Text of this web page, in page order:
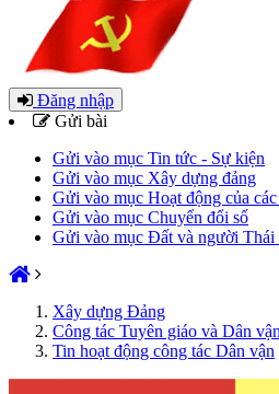
Đăng nhập
Gửi bài
Gửi vào mục Tin tức - Sự kiện
Gửi vào mục Xây dựng đảng
Gửi vào mục Hoạt động của
Gửi vào mục Chuyển đổi số
Gửi vào mục Đất và người Thái
Xây dựng Đảng
Công tác Tuyên giáo và Dân vận
Tin hoạt động công tác Dân vận